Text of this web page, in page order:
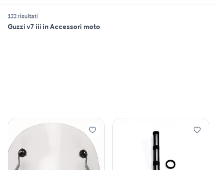
122 risultati
Guzzi v7 iii in Accessori moto